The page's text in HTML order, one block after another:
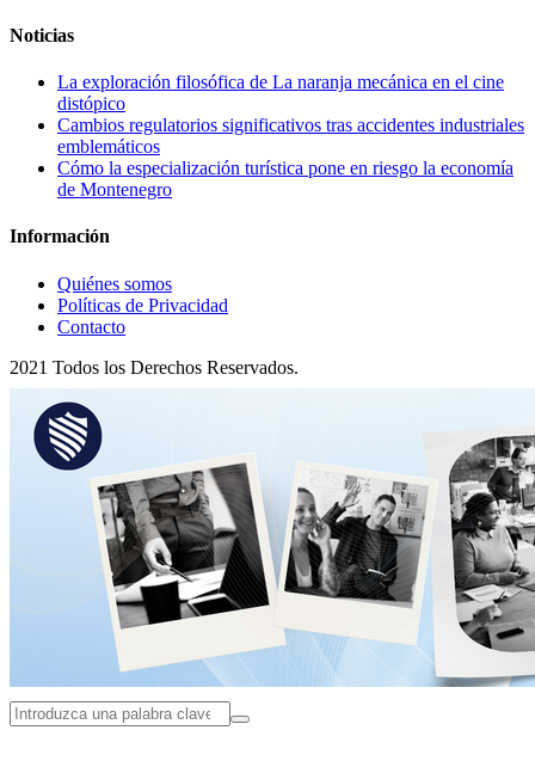
Noticias
La exploración filosófica de La naranja mecánica en el cine
distópico
Cambios regulatorios significativos tras accidentes industriales
emblemáticos
Cómo la especialización turística pone en riesgo la economía
de Montenegro
Información
Quiénes somos
Políticas de Privacidad
Contacto
2021 Todos los Derechos Reservados.